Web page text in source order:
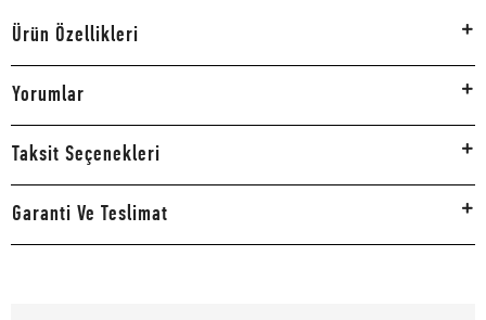
Ürün Özellikleri
Yorumlar
Taksit Seçenekleri
Garanti Ve Teslimat